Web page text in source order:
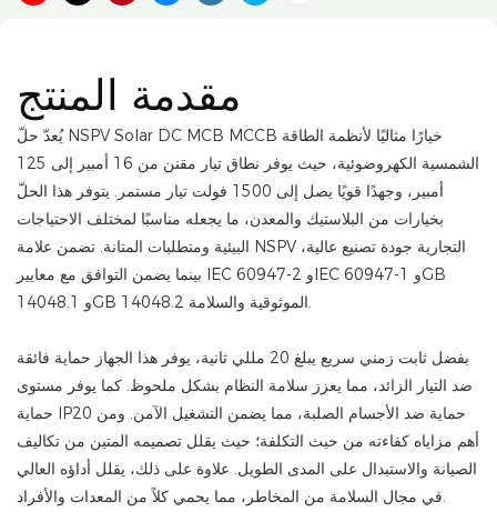
مقدمة المنتج
يُعدّ حلّ NSPV Solar DC MCB MCCB خيارًا مثاليًا لأنظمة الطاقة
الشمسية الكهروضوئية، حيث يوفر نطاق تيار مقنن من 16 أمبير إلى 125
أمبير، وجهدًا قويًا يصل إلى 1500 فولت تيار مستمر. يتوفر هذا الحلّ
بخيارات من البلاستيك والمعدن، ما يجعله مناسبًا لمختلف الاحتياجات
البيئية ومتطلبات المتانة. تضمن علامة NSPV التجارية جودة تصنيع عالية،
بينما يضمن التوافق مع معايير IEC 60947-2 وIEC 60947-1 وGB
14048.1 وGB 14048.2 الموثوقية والسلامة.
بفضل ثابت زمني سريع يبلغ 20 مللي ثانية، يوفر هذا الجهاز حماية فائقة
ضد التيار الزائد، مما يعزز سلامة النظام بشكل ملحوظ. كما يوفر مستوى
حماية IP20 حماية ضد الأجسام الصلبة، مما يضمن التشغيل الآمن. ومن
أهم مزاياه كفاءته من حيث التكلفة؛ حيث يقلل تصميمه المتين من تكاليف
الصيانة والاستبدال على المدى الطويل. علاوة على ذلك، يقلل أداؤه العالي
في مجال السلامة من المخاطر، مما يحمي كلاً من المعدات والأفراد.